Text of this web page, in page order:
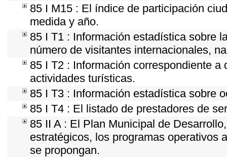
85 I M15 : El índice de participación
medida y año.
85 I T1 : Información estadística sobre
número de visitantes internacionales,
85 I T2 : Información correspondiente
actividades turísticas.
85 I T3 : Información estadística sobre
85 I T4 : El listado de prestadores de
85 II A : El Plan Municipal de
estratégicos, los programas operativos
se propongan.